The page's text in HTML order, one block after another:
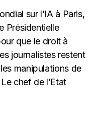
sur l’IA à Paris,
Présidentielle
que le droit à
journalistes restent
manipulations de
chef de l’Etat